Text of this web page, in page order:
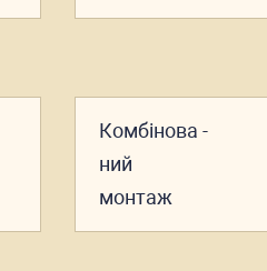
Комбінова -
ний
монтаж